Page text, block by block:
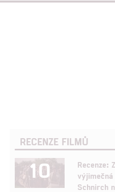
RECENZE FILMŮ
10
Recenze:
výjimečná
Schnirch